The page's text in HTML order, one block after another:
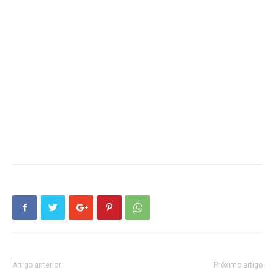
Artigo anterior Próximo artigo